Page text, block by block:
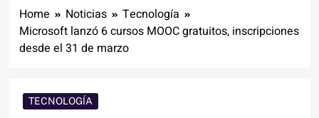
Home Noticias
Tecnología
Microsoft lanzó 6 cursos MOOC gratuitos, inscripciones
desde el 31 de marzo
TECNOLOGÍA